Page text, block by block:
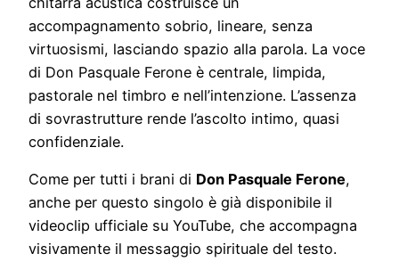
accompagnamento sobrio, lineare, senza
virtuosismi, lasciando spazio alla parola. La voce
di Don Pasquale Ferone è centrale, limpida,
pastorale nel timbro e nell’intenzione. L’assenza
di sovrastrutture rende l’ascolto intimo, quasi
confidenziale.
Come per tutti i brani di Don Pasquale Ferone,
anche per questo singolo è già disponibile il
videoclip ufficiale su YouTube, che accompagna
visivamente il messaggio spirituale del testo.